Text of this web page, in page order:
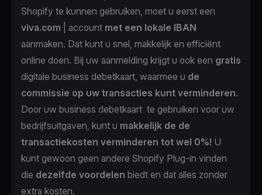
Shopify te kunnen gebruiken, moet u eerst een
viva.com | account met een lokale IBAN
aanmaken. Dat kunt u snel, makkelijk en efficiënt
online doen. Bij uw aanmelding krijgt u ook een gratis
digitale business debetkaart, waarmee u de
commissie op uw transacties kunt verminderen.
Door uw business debetkaart te gebruiken voor uw
bedrijfsuitgaven, kunt u makkelijk de de
transactiekosten verminderen tot wel 0%! U
kunt gewoon geen andere Shopify Plug-in vinden
die dezelfde voordelen biedt en dat alles zonder
extra kosten.